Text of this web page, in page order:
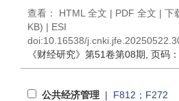
查看： HTML 全文 | PDF 全文 | 下
KB) | ESI
doi:10.16538/
《财经研究》 第51卷第08期 , 页码
公共经济管理 | F812；F272